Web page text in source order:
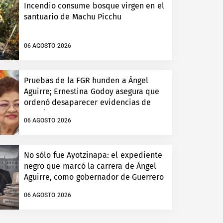
Incendio consume bosque virgen en el
santuario de Machu Picchu
06 AGOSTO 2026
Pruebas de la FGR hunden a Ángel
Aguirre; Ernestina Godoy asegura que
ordenó desaparecer evidencias de
Ayotzinapa
06 AGOSTO 2026
No sólo fue Ayotzinapa: el expediente
negro que marcó la carrera de Ángel
Aguirre, como gobernador de Guerrero
06 AGOSTO 2026